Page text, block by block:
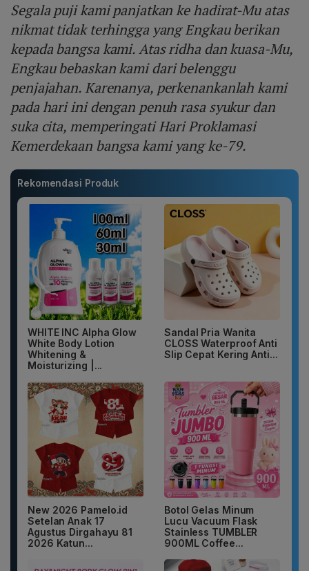
Segala puji kami panjatkan ke hadirat-Mu atas
nikmat tidak terhingga yang Engkau berikan
kepada bangsa kami. Atas ridha dan kuasa-Mu,
Engkau bebaskan kami dari belenggu
penjajahan. Karenanya, perkenankanlah kami
pada hari ini dengan penuh rasa syukur dan
suka cita, memperingati Hari Proklamasi
Kemerdekaan bangsa kami yang ke-79.
Rekomendasi Produk
WHITE INC Alpha Glow
White Body Lotion
Whitening &
Moisturizing |...
Sandal Pria Wanita
CLOSS Waterproof Anti
Slip Cepat Kering Anti...
New 2026 Pamelo.id
Setelan Anak 17
Agustus Dirgahayu 81
2026 Katun...
Botol Gelas Minum
Lucu Vacuum Flask
Stainless TUMBLER
900ML Coffee...